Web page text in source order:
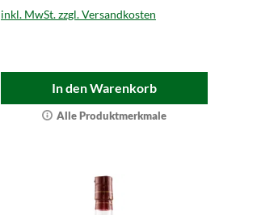
inkl. MwSt. zzgl. Versandkosten
In den Warenkorb
Alle Produktmerkmale